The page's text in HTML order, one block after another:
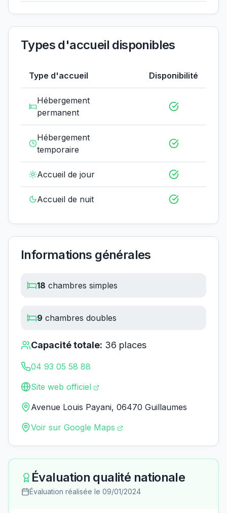
Types d'accueil disponibles
Type d'accueil Disponibilité
Hébergement
permanent
Hébergement
temporaire
Accueil de jour
Accueil de nuit
Informations générales
18 chambres simples
9 chambres doubles
Capacité totale: 36 places
04 93 05 58 88
Site web officiel
Avenue Louis Payani, 06470 Guillaumes
Voir sur Google Maps
Évaluation qualité nationale
Évaluation réalisée le 09/01/2024